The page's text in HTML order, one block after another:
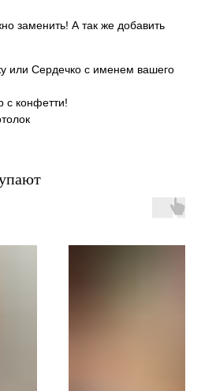
заменить! А так же добавить
или Сердечко с именем вашего
с конфетти!